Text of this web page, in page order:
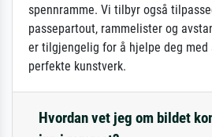
spennramme. Vi tilbyr også
passepartout, rammelister og
er tilgjengelig for å hjelpe deg
perfekte kunstverk.
Hvordan vet jeg om bildet